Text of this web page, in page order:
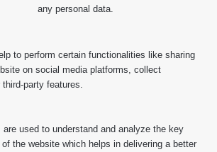
any personal data.
to perform certain functionalities like sharing
on social media platforms, collect
party features.
are used to understand and analyze the key
the website which helps in delivering a better